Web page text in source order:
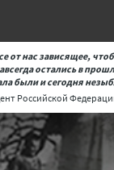
от нас зависящее,
остались в
были и сегодня
Российской